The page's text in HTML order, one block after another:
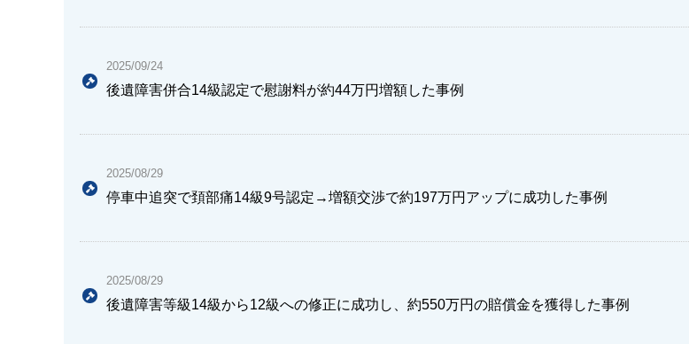
2025/09/24
後遺障害併合14級認定で慰謝料が約44万円増額した事例
2025/08/29
停車中追突で頚部痛14級9号認定→増額交渉で約197万円アップに成功した事例
2025/08/29
後遺障害等級14級から12級への修正に成功し、約550万円の賠償金を獲得した事例